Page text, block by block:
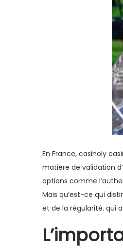
En France, casinoly
matière de validation
options comme
Mais qu’est-ce qui
et de la régularité, qui